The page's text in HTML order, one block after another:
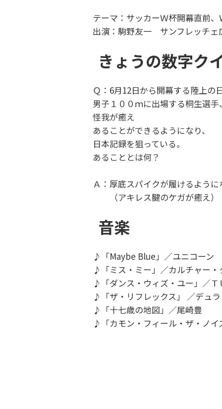
テーマ：サッカーＷ杯開幕直前
出演：駒野友一 サンフレッチェ
きょうの数字ク
Ｑ：6月12日から開幕する陸上の
男子１００ｍに出場する桐生選手
怪我が癒え
あることができるようになり、
日本記録を狙っている。
あることとは何？
Ａ：厚底スパイクが履けるよう
（アキレス腱のケガが癒え）
音楽
♪「Maybe Blue」／ユニコーン
♪「ミス・ミー」／カルチャー
♪「ダンス・ウィズ・ユー」／Ｔ
♪「ザ・リフレックス」 ／デュ
♪「十七歳の地図」／尾崎豊
♪「カモン・フィール・ザ・ノ